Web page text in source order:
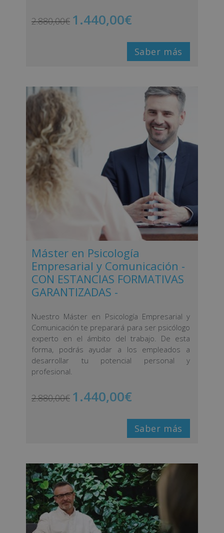
2.880,00€ 1.440,00€
Saber más
Máster en Psicología
Empresarial y Comunicación -
CON ESTANCIAS FORMATIVAS
GARANTIZADAS -
Nuestro Máster en Psicología Empresarial y
Comunicación te preparará para ser psicólogo
experto en el ámbito del trabajo. De esta
forma, podrás ayudar a los empleados a
desarrollar tu potencial personal y
profesional.
2.880,00€ 1.440,00€
Saber más